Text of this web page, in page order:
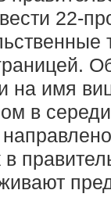
22-
на имя
в
в